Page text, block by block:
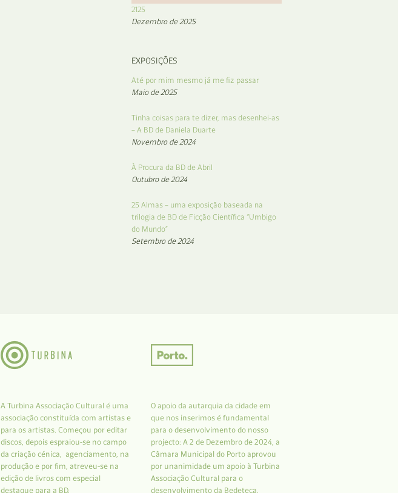
2125
Dezembro de 2025
EXPOSIÇÕES
Até por mim mesmo já me fiz passar
Maio de 2025
Tinha coisas para te dizer, mas desenhei-as
– A BD de Daniela Duarte
Novembro de 2024
À Procura da BD de Abril
Outubro de 2024
25 Almas – uma exposição baseada na
trilogia de BD de Ficção Científica “Umbigo
do Mundo”
Setembro de 2024
A Turbina Associação Cultural é uma
associação constituída com artistas e
para os artistas. Começou por editar
discos, depois espraiou-se no campo
da criação cénica, agenciamento, na
produção e por fim, atreveu-se na
edição de livros com especial
destaque para a BD.
O apoio da autarquia da cidade em
que nos inserimos é fundamental
para o desenvolvimento do nosso
projecto: A 2 de Dezembro de 2024, a
Câmara Municipal do Porto aprovou
por unanimidade um apoio à Turbina
Associação Cultural para o
desenvolvimento da Bedeteca.